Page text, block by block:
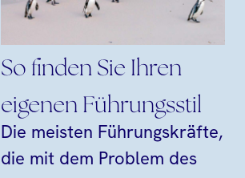
So finden Sie Ihren
eigenen Führungsstil
Die meisten Führungskräfte,
die mit dem Problem des